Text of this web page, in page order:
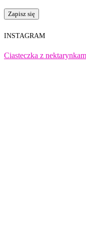
INSTAGRAM
Ciasteczka z